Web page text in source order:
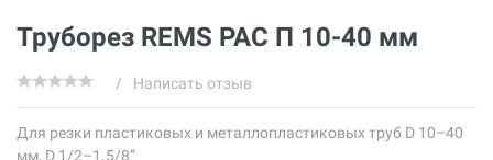
Труборез REMS РАС П 10-40 мм
/ Написать отзыв
Для резки пластиковых и металлопластиковых труб D 10–40
мм, D 1/2–1.5/8”